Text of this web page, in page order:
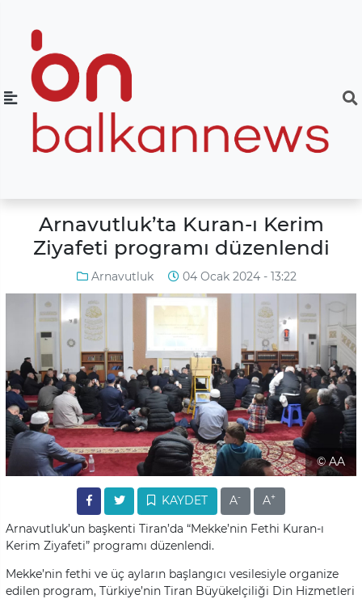
Arnavutluk’ta Kuran-ı Kerim
Ziyafeti programı düzenlendi
Arnavutluk 04 Ocak 2024 - 13:22
© AA
KAYDET A- A+
Arnavutluk’un başkenti Tiran’da “Mekke’nin Fethi Kuran-ı
Kerim Ziyafeti” programı düzenlendi.
Mekke’nin fethi ve üç ayların başlangıcı vesilesiyle organize
edilen program, Türkiye’nin Tiran Büyükelçiliği Din Hizmetleri